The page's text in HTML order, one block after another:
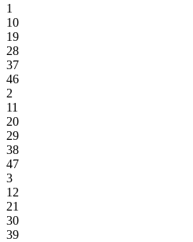
1
10
19
28
37
46
2
11
20
29
38
47
3
12
21
30
39